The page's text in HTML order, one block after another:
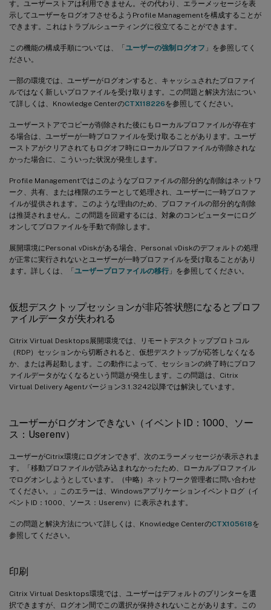
す。ユーザーストアは利用できません。その代わり、エラーメッセージを表
示してユーザーをログオフさせるようProfile Managementを構成することが
できます。これはトラブルシューティングに役立てることができます。
この機能の構成手順については、「ユーザーの強制ログオフ 」を参照してく
ださい。
一部の環境では、ユーザーがログオンすると、キャッシュされたプロファイ
ルではなく新しいプロファイルを受け取ります。この問題と解決方法につい
て詳しくは、Knowledge CenterのCTX118226を参照してください。
ユーザーストアでコピーが削除された後にもローカルプロファイルが存在す
る場合は、ユーザーが一時プロファイルを受け取ることがあります。ユーザ
ーストアがクリアされてもログオフ時にローカルプロファイルが削除されな
かった場合に、こういった状況が発生します。
Profile Managementではこのようなプロファイルの部分的な削除はネットワ
ーク、共有、または権限のエラーとして処理され、ユーザーに一時プロファ
イルが提供されます。このような理由のため、プロファイルの部分的な削除
は推奨されません。この問題を回避するには、対象のコンピューターにログ
オンしてプロファイルを手動で削除します。
展開環境にPersonal vDiskがある場合、Personal vDiskのデフォルトの処理
が正常に実行されないとユーザーが一時プロファイルを受け取ることがあり
ます。詳しくは、「ユーザープロファイルの移行 」を参照してください。
仮想デスクトップセッションが非応答状態になるとプロフ
ァイルデータが失われる
Citrix Virtual Desktops展開環境では、リモートデスクトッププロトコル
（RDP）セッションから切断されると、仮想デスクトップが応答しなくなる
か、または再起動します。この動作によって、セッションの終了時にプロフ
ァイルデータがなくなるという問題が発生します。この問題は、Citrix
Virtual Delivery Agentバージョン3.1.3242以降では解決しています。
ユーザーがログオンできない（イベントID：1000、ソー
ス：Userenv）
ユーザーがCitrix環境にログオンできず、次のエラーメッセージが表示されま
す。「移動プロファイルが読み込まれなかったため、ローカルプロファイル
でログオンしようとしています。（中略）ネットワーク管理者に問い合わせ
てください。」このエラーは、Windowsアプリケーションイベントログ（イ
ベントID：1000、ソース：Userenv）に表示されます。
この問題と解決方法について詳しくは、Knowledge CenterのCTX105618を
参照してください。
印刷
Citrix Virtual Desktops環境では、ユーザーはデフォルトのプリンターを選
択できますが、ログオン間でこの選択が保持されないことがあります。この